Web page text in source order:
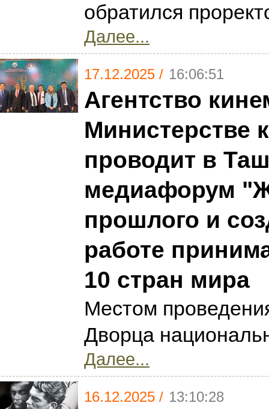
обратился
Далее...
17.12.2025 / 16:06:51
Агентство
Министерстве
проводит в
медиафорум
прошлого и
работе
10 стран мира
Местом
Дворца
Далее...
16.12.2025 / 13:10:28